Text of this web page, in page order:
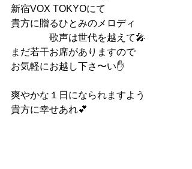
新宿VOX TOKYOにて
貴方に贈るひとみのメロディ
歌声は世代を越えて🎤
まだ若干お席がありますので
お気軽にお越し下さ〜い✋
爽やかな１日になられますよう
貴方に幸せあれ💕